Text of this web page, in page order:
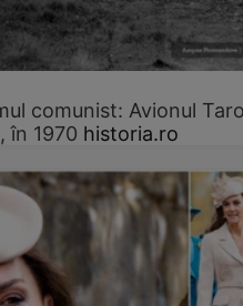
comunist: Avionul
în 1970 historia.ro